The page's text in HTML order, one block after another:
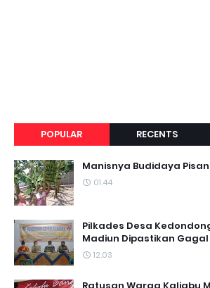
POPULAR RECENTS
Manisnya Budidaya
01.44
Pilkades Desa
Madiun Dipastikan Gagal
12.03